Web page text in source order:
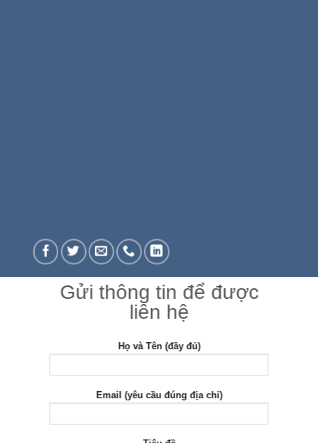
Gửi thông tin để được
liên hệ
Họ và Tên (đầy đủ)
Email (yêu cầu đúng địa chỉ)